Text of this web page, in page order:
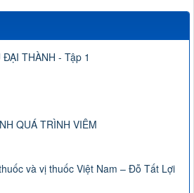
THÀNH - Tập 1
QUÁ TRÌNH VIÊM
và vị thuốc Việt Nam – Đỗ Tất Lợi